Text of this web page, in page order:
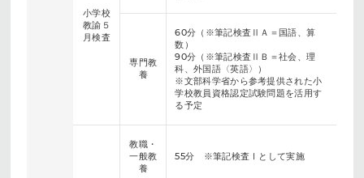
小学校
教諭５
月検査
専門教
養
60分（※筆記検査ⅡＡ＝国語、算
数）
90分（※筆記検査ⅡＢ＝社会、理
科、外国語〈英語〉）
※文部科学省から参考提供された小
学校教員資格認定試験問題を活用す
る予定
教職・
一般教
養
55分 ※筆記検査Ⅰとして実施